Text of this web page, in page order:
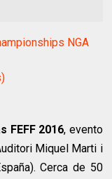
NGA
FEFF 2016, evento
Miquel Marti i
Cerca de 50